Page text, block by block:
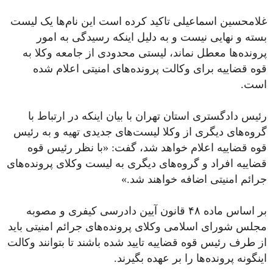
غلامحسین اسماعیلی تاکید کرده است این نام‌ها یک لیست
بسته و نهایی نیست و به دلیل اینکه رسیدگی به امور
پرونده‌ها معطل نماند، لیستی محدودی از جامعه وکلا به
قوه قضاییه برای وکالت پرونده‌های امنیتی اعلام شده
است.
رئیس دادگستری استان تهران با بیان اینکه در ارتباط با
گروه‌های دیگری از وکلا لیست‌های جدیدی تهیه و به رئیس
قوه قضاییه اعلام خواهد شد، گفت: «با نظر رئیس قوه
قضاییه افراد و گروه‌های دیگری به لیست وکلای پرونده‌های
جرائم امنیتی اضافه خواهند شد.»
بر اساس ماده ۴۸ قانون آیین دادرسی کیفری و مصوبه
مجلس شورای اسلامی وکلای پرونده‌های جرائم امنیتی باید
از طرف رئیس قوه قضاییه تایید شده باشند تا بتوانند وکالت
اینگونه پرونده‌ها را بر عهده بگیرند.